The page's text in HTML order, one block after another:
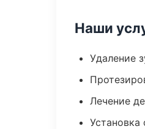
Наши
Удаление
Лечение